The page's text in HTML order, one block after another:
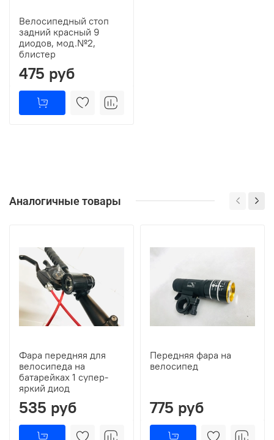
Велосипедный стоп
задний красный 9
диодов, мод.№2,
блистер
475 руб
Аналогичные товары
Фара передняя для
велосипеда на
батарейках 1 супер-
яркий диод
535 руб
Передняя фара на
велосипед
775 руб